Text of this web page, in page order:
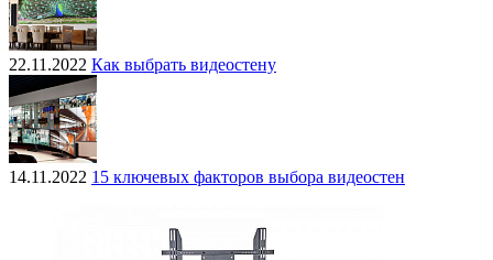
22.11.2022 Как выбрать видеостену
14.11.2022 15 ключевых факторов выбора видеостен